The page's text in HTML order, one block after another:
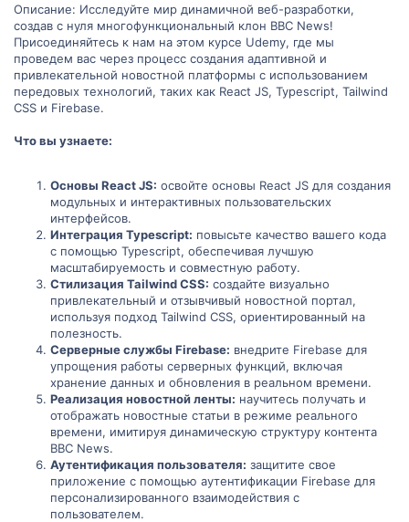
Описание: Исследуйте мир динамичной веб-разработки,
создав с нуля многофункциональный клон BBC News!
Присоединяйтесь к нам на этом курсе Udemy, где мы
проведем вас через процесс создания адаптивной и
привлекательной новостной платформы с использованием
передовых технологий, таких как React JS, Typescript, Tailwind
CSS и Firebase.
Что вы узнаете:
Основы React JS: освойте основы React JS для создания
модульных и интерактивных пользовательских
интерфейсов.
Интеграция Typescript: повысьте качество вашего кода
с помощью Typescript, обеспечивая лучшую
масштабируемость и совместную работу.
Стилизация Tailwind CSS: создайте визуально
привлекательный и отзывчивый новостной портал,
используя подход Tailwind CSS, ориентированный на
полезность.
Серверные службы Firebase: внедрите Firebase для
упрощения работы серверных функций, включая
хранение данных и обновления в реальном времени.
Реализация новостной ленты: научитесь получать и
отображать новостные статьи в режиме реального
времени, имитируя динамическую структуру контента
BBC News.
Аутентификация пользователя: защитите свое
приложение с помощью аутентификации Firebase для
персонализированного взаимодействия с
пользователем.